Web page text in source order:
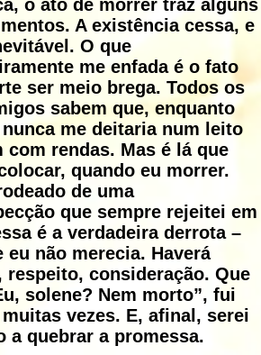
o ato de morrer traz alguns
A existência cessa, e
O que
me enfada é o fato
ser meio brega. Todos os
sabem que, enquanto
me deitaria num leito
com rendas. Mas é lá que
quando eu morrer.
de uma
que sempre rejeitei em
é a verdadeira derrota –
eu não merecia. Haverá
respeito, consideração. Que
solene? Nem morto”, fui
vezes. E, afinal, serei
a quebrar a promessa.